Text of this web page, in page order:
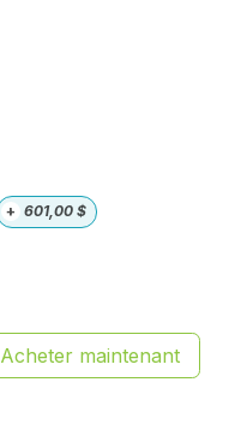
+ 601,00 $
Acheter maintenant